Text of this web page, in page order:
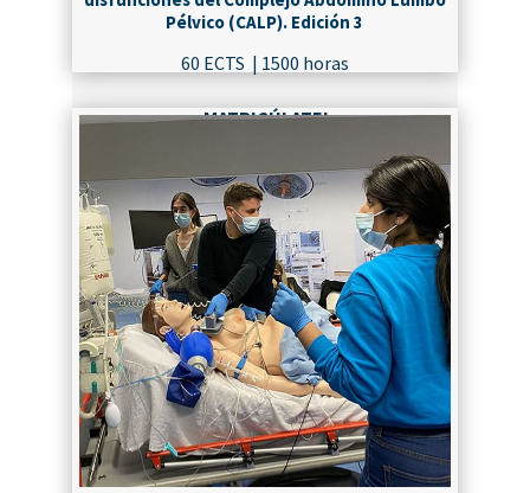
Pélvico (CALP). Edición 3
60 ECTS | 1500 horas
¡MATRICÚLATE!